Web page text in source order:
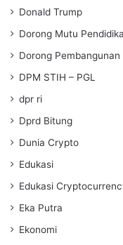
Donald Trump
Dorong Mutu
Dorong Pembangunan
DPM STIH – PGL
dpr ri
Dprd Bitung
Dunia Crypto
Edukasi
Edukasi
Eka Putra
Ekonomi